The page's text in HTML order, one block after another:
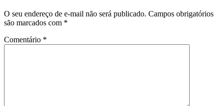
O seu endereço de e-mail não será publicado. Campos obrigatórios
são marcados com *
Comentário *